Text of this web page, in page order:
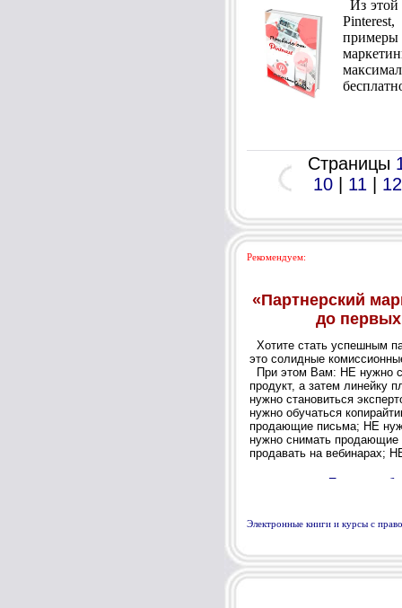
Из этой
Страницы
10| 11 | 12
Рекомендуем:
Электронные книги и курсы с